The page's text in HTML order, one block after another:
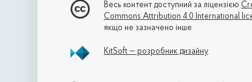
Весь контент доступний за ліцензією
Commons Attribution 4.0 International
якщо не зазначено інше
KitSoft — розробник дизайну